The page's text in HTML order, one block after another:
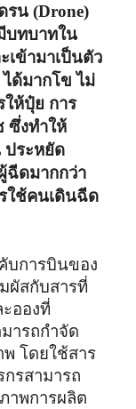
รน (Drone)
บทบาทใน
เข้ามาเป็นตัว
ด้มากโข ไม่
ให้ปุ๋ย การ
ซึ่งทำให้
ประหยัด
ฉีดมากกว่า
ใช้คนเดินฉีด
บการบินของ
ผัสกับสารที่
อองที่
ารถกำจัด
โดยใช้สาร
กรสามารถ
าพการผลิต